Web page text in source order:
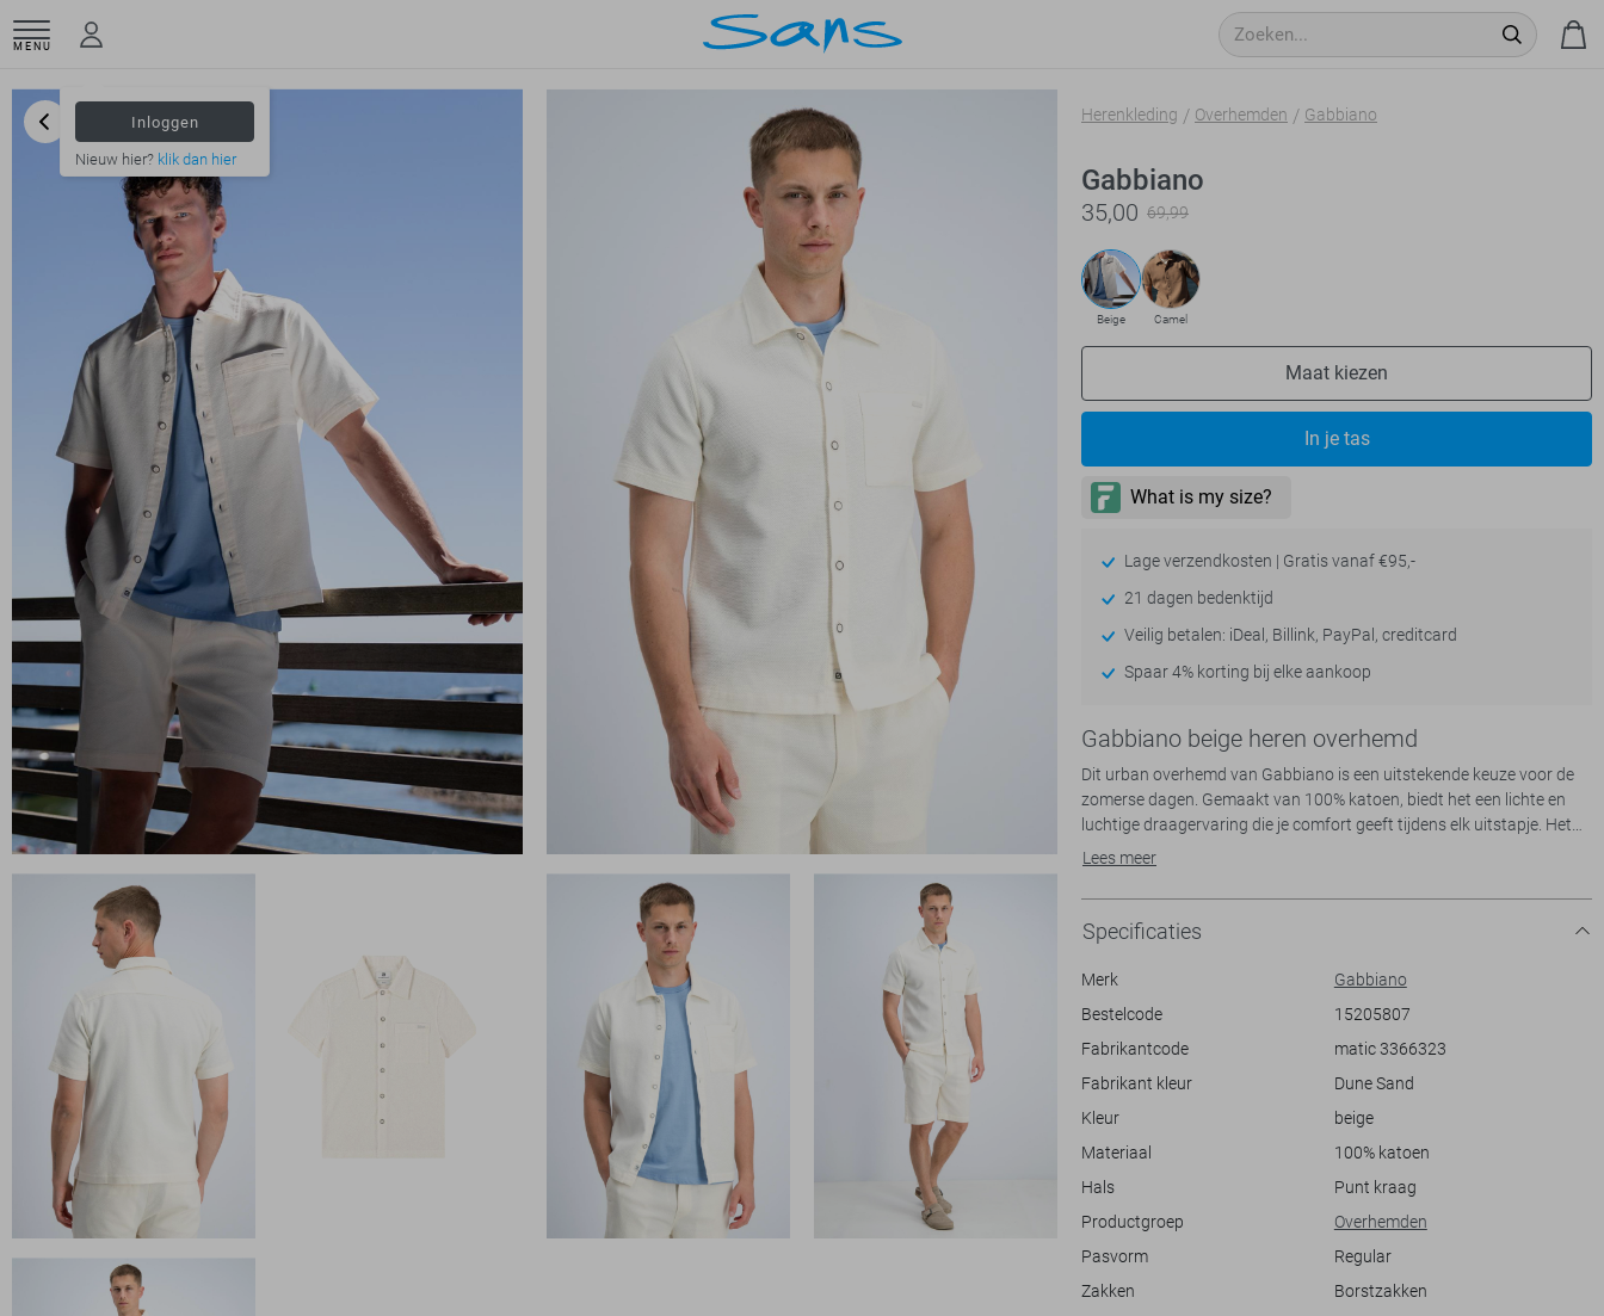
MENU
Inloggen
Nieuw hier? klik dan hier
Herenkleding Overhemden Gabbiano
Gabbiano
35,00 69,99
Beige Camel
Maat kiezen
In je tas
Lage verzendkosten | Gratis vanaf €95,-
21 dagen bedenktijd
Veilig betalen: iDeal, Billink, PayPal, creditcard
Spaar 4% korting bij elke aankoop
Gabbiano beige heren overhemd
Dit urban overhemd van Gabbiano is een uitstekende keuze voor de
zomerse dagen. Gemaakt van 100% katoen, biedt het een lichte en
luchtige draagervaring die je comfort geeft tijdens elk uitstapje. Het
overhemd heeft een mooie, aardse structuur in een neutrale kleur die
regular fit past het perfect zonder strak te zitten, wat bijdraagt aan
een ontspannen uitstraling. De borstzakken voegen niet alleen een
praktisch element toe, maar ook een subtiele stijl.
bijzonder geschikt voor zowel casual als meer formele gelegenheden.
De knoopsluiting en de puntkraag geven het een tijdloze look,
waardoor het zowel bij een stadswandeling als een zomerse
shorts voor een complete zomerse outfit die er zowel stijlvol als
ontspannen uitziet. Dit overhemd belooft een veelzijdig en modieus
Lees meer
Specificaties
Merk
Gabbiano
Bestelcode
15205807
Fabrikantcode
matic 3366323
Fabrikant kleur
Dune Sand
Kleur
beige
Materiaal
100% katoen
Hals
Punt kraag
Productgroep
Overhemden
Pasvorm
Regular
Zakken
Borstzakken